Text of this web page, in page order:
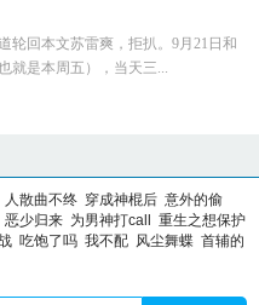
轮回本文苏雷爽，拒扒。9月21日和
就是本周五），当天三...
人散曲不终 穿成神棍后 意外的偷
恶少归来 为男神打call
重生之想保护
吃饱了吗 我不配 风尘舞蝶 首辅的